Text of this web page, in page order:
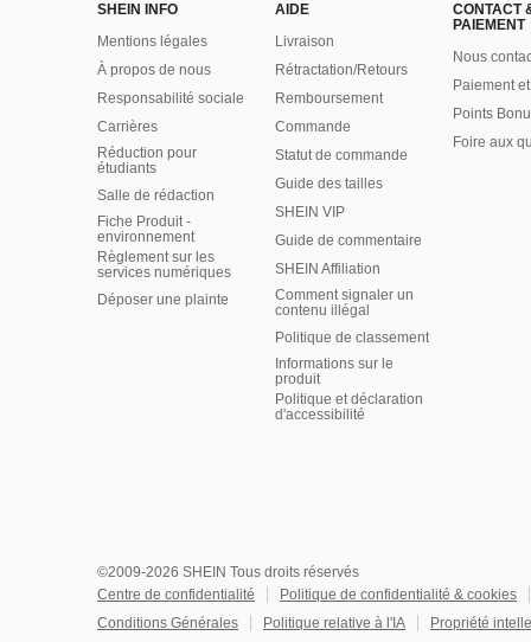
SHEIN INFO
Mentions légales
À propos de nous
Responsabilité sociale
Carrières
Réduction pour
étudiants
Salle de rédaction
Fiche Produit -
environnement
Règlement sur les
services numériques
Déposer une plainte
AIDE
Livraison
Rétractation/Retours
Remboursement
Commande
Statut de commande
Guide des tailles
SHEIN VIP
Guide de commentaire
SHEIN Affiliation
Comment signaler un
contenu illégal
Politique de classement
Informations sur le
produit
Politique et déclaration
d'accessibilité
CONTACT
PAIEMENT
Nous
Paiement
Points
Foire aux
©2009-2026 SHEIN Tous droits réservés
Centre de confidentialité
Politique de confidentialité & cookies
Conditions Générales
Politique relative à l'IA Propriété